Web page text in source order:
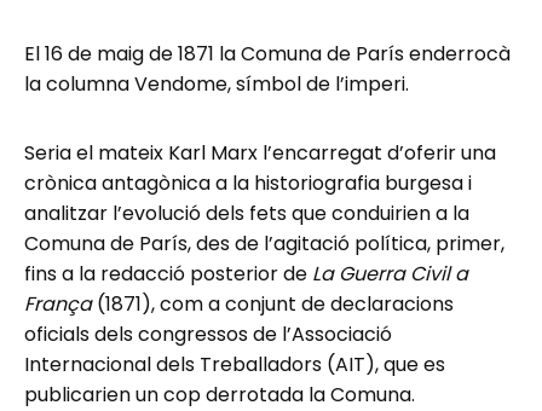
El 16 de maig de 1871 la Comuna de París enderrocà
la columna Vendome, símbol de l’imperi.
Seria el mateix Karl Marx l’encarregat d’oferir una
crònica antagònica a la historiografia burgesa i
analitzar l’evolució dels fets que conduirien a la
Comuna de París, des de l’agitació política, primer,
fins a la redacció posterior de La Guerra Civil a
França(1871), com a conjunt de declaracions
oficials dels congressos de l’Associació
Internacional dels Treballadors (AIT), que es
publicarien un cop derrotada la Comuna.